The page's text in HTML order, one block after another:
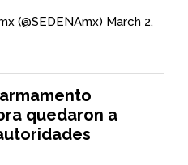
(@SEDENAmx) March 2,
quedaron a